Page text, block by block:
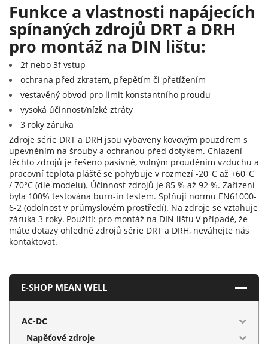
Funkce a vlastnosti napájecích
spínaných zdrojů DRT a DRH
pro montáž na DIN lištu:
2f nebo 3f vstup
ochrana před zkratem, přepětím či přetížením
vestavěný obvod pro limit konstantního proudu
vysoká účinnost/nízké ztráty
3 roky záruka
Zdroje série DRT a DRH jsou vybaveny kovovým pouzdrem s
upevněním na šrouby a ochranou před dotykem. Chlazení
těchto zdrojů je řešeno pasivně, volným prouděním vzduchu a
pracovní teplota pláště se pohybuje v rozmezí -20°C až +60°C
/ 70°C (dle modelu). Účinnost zdrojů je 85 % až 92 %. Zařízení
byla 100% testována burn-in testem. Splňují normu EN61000-
6-2 (odolnost v průmyslovém prostředí). Na zdroje se vztahuje
záruka 3 roky. Použití: pro montáž na DIN lištu V případě, že
máte dotazy ohledně zdrojů série DRT a DRH, neváhejte nás
kontaktovat.
E-SHOP MEAN WELL
AC-DC
Napěťové zdroje